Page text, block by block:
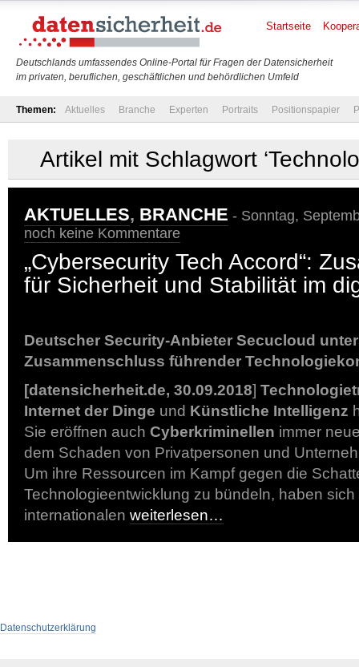
Deutschlands umfassendes Online-Portal für Fragen der Datensicherheit
im privaten, beruflichen, geschäftlichen und behördlichen Umfeld
Startseite
Themen: Aktuelles Branche Experten Portraits Positionspapier
Artikel mit Schlagwort
AKTUELLES, BRANCHE - Sonntag,
noch keine Kommentare
„Cybersecurity Tech Accord“:
für Sicherheit und Stabilität im
Deutscher Security-Anbieter Secucloud
Zusammenschluss führender
[datensicherheit.de, 30.09.2018]
Internet der Dinge und Künstliche Intelligenz
Sie eröffnen auch Cyberkriminellen immer
dem Schaden von Privatpersonen und
Um ihre Ressourcen im Kampf gegen die
Technologieentwicklung zu bündeln, haben
internationalen weiterlesen…
Datenschutzerklärung